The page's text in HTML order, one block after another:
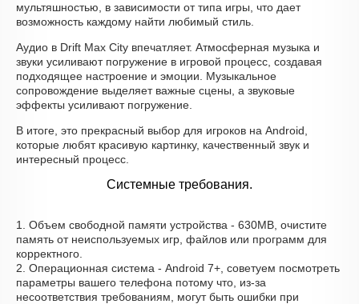
мультяшностью, в зависимости от типа игры, что дает
возможность каждому найти любимый стиль.
Аудио в Drift Max City впечатляет. Атмосферная музыка и
звуки усиливают погружение в игровой процесс, создавая
подходящее настроение и эмоции. Музыкальное
сопровождение выделяет важные сцены, а звуковые
эффекты усиливают погружение.
В итоге, это прекрасный выбор для игроков на Android,
которые любят красивую картинку, качественный звук и
интересный процесс.
Системные требования.
1. Объем свободной памяти устройства - 630MB, очистите
память от неиспользуемых игр, файлов или программ для
корректного.
2. Операционная система - Android 7+, советуем посмотреть
параметры вашего телефона потому что, из-за
несоответствия требованиям, могут быть ошибки при